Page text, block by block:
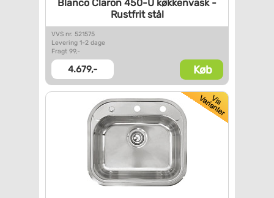
Blanco Claron 450-U køkkenvask-
Rustfrit stål
VVS nr. 521575
Levering 1-2 dage
Fragt 99,-
4.679,- Køb